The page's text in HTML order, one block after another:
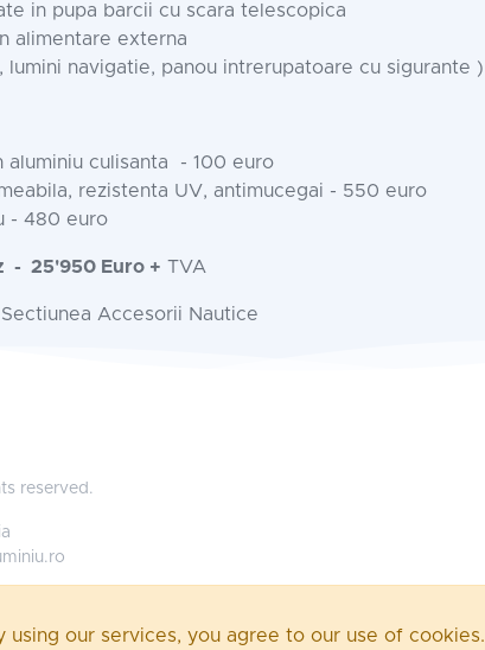
in pupa barcii cu scara telescopica
alimentare externa
navigatie, panou intrerupatoare cu sigurante )
culisanta - 100 euro
rezistenta UV, antimucegai - 550 euro
- 480 euro
- 25'950 Euro + TVA
Accesorii Nautice
reserved.
using our services, you agree to our use of cookies.